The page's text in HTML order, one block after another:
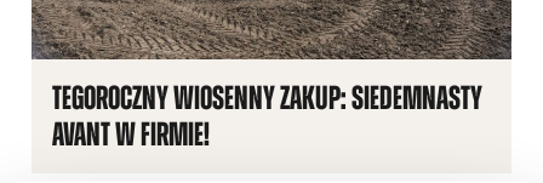
TEGOROCZNY WIOSENNY ZAKUP: SIEDEMNASTY
AVANT W FIRMIE!